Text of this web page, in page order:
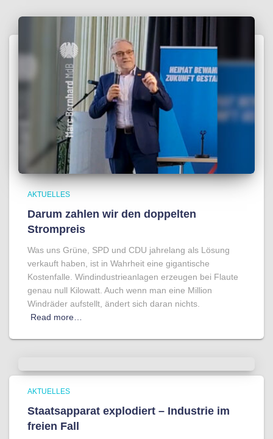
AKTUELLES
Darum zahlen wir den doppelten
Strompreis
Was uns Grüne, SPD und CDU jahrelang als Lösung
verkauft haben, ist in Wahrheit eine gigantische
Kostenfalle. Windindustrieanlagen erzeugen bei Flaute
genau null Kilowatt. Auch wenn man eine Million
Windräder aufstellt, ändert sich daran nichts.
Read more…
AKTUELLES
Staatsapparat explodiert – Industrie im
freien Fall